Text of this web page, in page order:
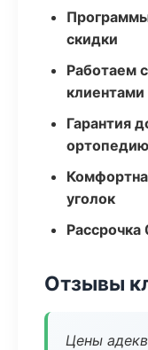
скидки
Работаем
клиентами
Гарантия
ортопедию
уголок
Рассрочка
Отзывы
Цены